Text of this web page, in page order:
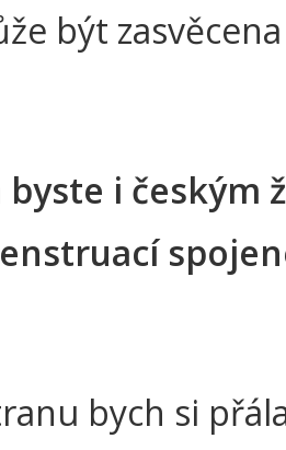
být
i českým
bych si